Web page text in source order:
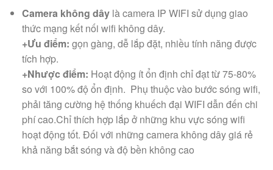
Camera không dâylà camera IP WIFI sử dụng giao
thức mạng kết nối wifi không dây.
+Ưu điểm: gọn gàng, dễ lắp đặt, nhiều tính năng được
tích hợp.
+Nhược điểm: Hoạt động ít ổn định chỉ đạt từ 75-80%
so với 100% độ ổn định. Phụ thuộc vào bước sóng wifi,
phải tăng cường hệ thống khuếch đại WIFI dẫn đến chi
phí cao.Chỉ thích hợp lắp ở những khu vực sóng wifi
hoạt động tốt. Đối với những camera không dây giá rẻ
khả năng bắt sóng và độ bền không cao